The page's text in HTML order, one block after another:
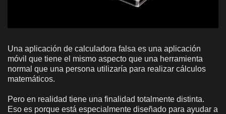
Una aplicación de calculadora falsa es una aplicación
móvil que tiene el mismo aspecto que una herramienta
normal que una persona utilizaría para realizar cálculos
matemáticos.
Pero en realidad tiene una finalidad totalmente distinta.
Eso es porque está especialmente diseñado para ayudar a